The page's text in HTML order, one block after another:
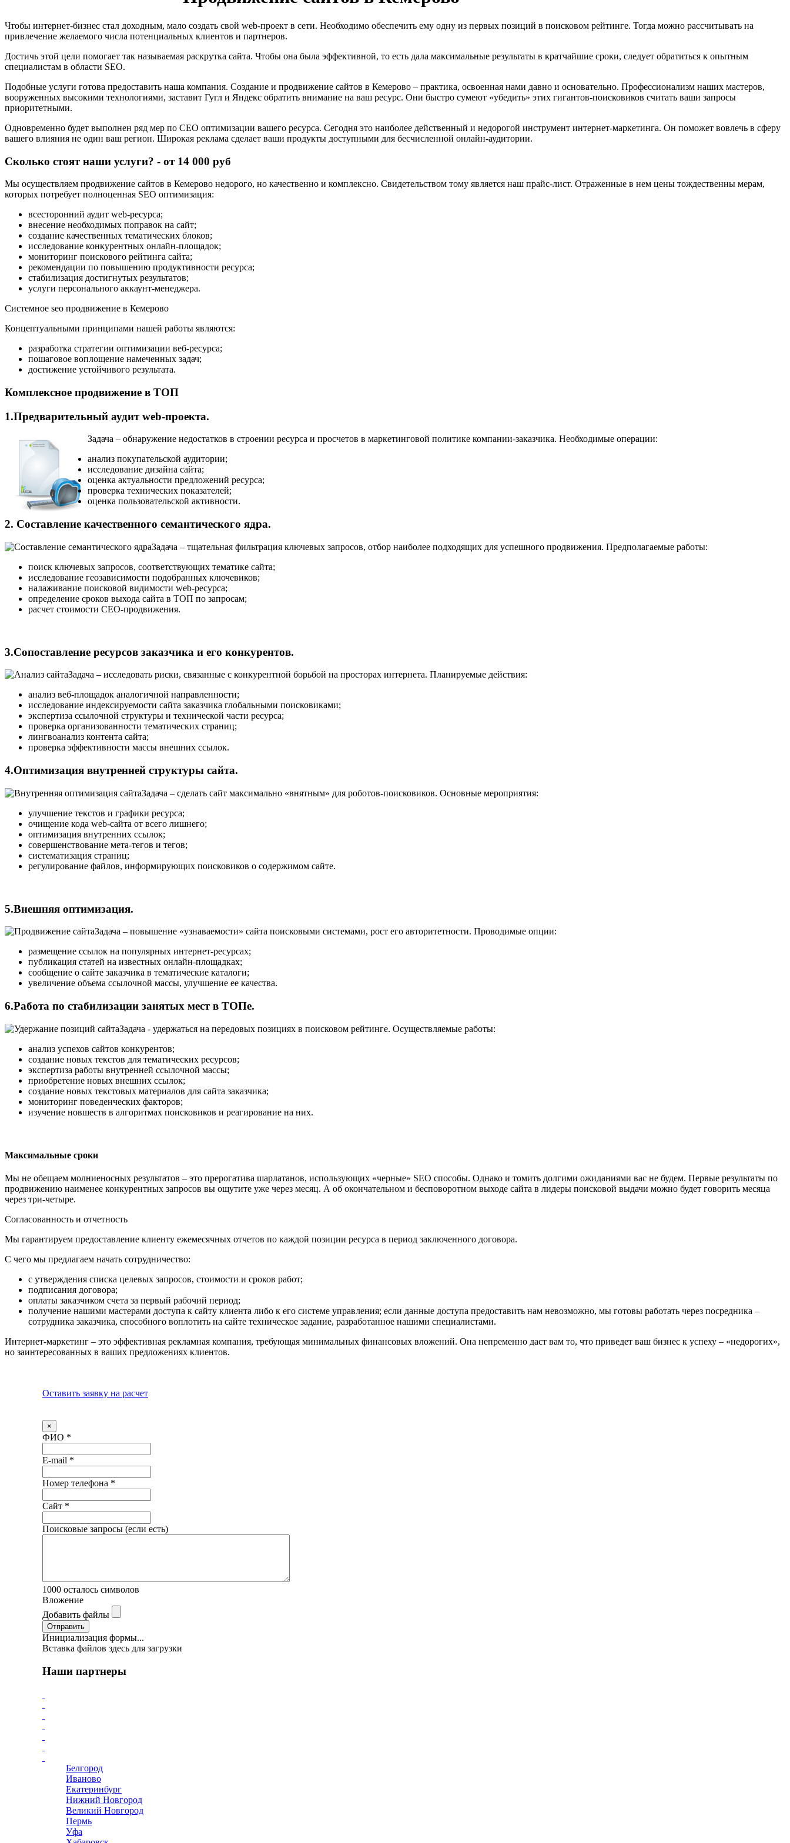
Чтобы интернет-бизнес стал доходным, мало создать свой web-проект в сети. Необходимо обеспечить ему одну из первых позиций в поисковом рейтинге. Тогда можно рассчитывать на
привлечение желаемого числа потенциальных клиентов и партнеров.
Достичь этой цели помогает так называемая раскрутка сайта. Чтобы она была эффективной, то есть дала максимальные результаты в кратчайшие сроки, следует обратиться к опытным
специалистам в области SEO.
Подобные услуги готова предоставить наша компания. Создание и продвижение сайтов в Кемерово – практика, освоенная нами давно и основательно. Профессионализм наших мастеров,
вооруженных высокими технологиями, заставит Гугл и Яндекс обратить внимание на ваш ресурс. Они быстро сумеют «убедить» этих гигантов-поисковиков считать ваши запросы
приоритетными.
Одновременно будет выполнен ряд мер по СЕО оптимизации вашего ресурса. Сегодня это наиболее действенный и недорогой инструмент интернет-маркетинга. Он поможет вовлечь в сферу
вашего влияния не один ваш регион. Широкая реклама сделает ваши продукты доступными для бесчисленной онлайн-аудитории.
Сколько стоят наши услуги? - от 14 000 руб
Мы осуществляем продвижение сайтов в Кемерово недорого, но качественно и комплексно. Свидетельством тому является наш прайс-лист. Отраженные в нем цены тождественны мерам,
которых потребует полноценная SEO оптимизация:
всесторонний аудит web-ресурса;
внесение необходимых поправок на сайт;
создание качественных тематических блоков;
исследование конкурентных онлайн-площадок;
мониторинг поискового рейтинга сайта;
рекомендации по повышению продуктивности ресурса;
стабилизация достигнутых результатов;
услуги персонального аккаунт-менеджера.
Системное seo продвижение в Кемерово
Концептуальными принципами нашей работы являются:
разработка стратегии оптимизации веб-ресурса;
пошаговое воплощение намеченных задач;
достижение устойчивого результата.
Комплексное продвижение в ТОП
1.Предварительный аудит web-проекта.
Задача – обнаружение недостатков в строении ресурса и просчетов в маркетинговой политике компании-заказчика. Необходимые операции:
анализ покупательской аудитории;
исследование дизайна сайта;
оценка актуальности предложений ресурса;
проверка технических показателей;
оценка пользовательской активности.
2. Составление качественного семантического ядра.
Задача – тщательная фильтрация ключевых запросов, отбор наиболее подходящих для успешного продвижения. Предполагаемые работы:
поиск ключевых запросов, соответствующих тематике сайта;
исследование геозависимости подобранных ключевиков;
налаживание поисковой видимости web-ресурса;
определение сроков выхода сайта в ТОП по запросам;
расчет стоимости СЕО-продвижения.
3.Сопоставление ресурсов заказчика и его конкурентов.
Задача – исследовать риски, связанные с конкурентной борьбой на просторах интернета. Планируемые действия:
анализ веб-площадок аналогичной направленности;
исследование индексируемости сайта заказчика глобальными поисковиками;
экспертиза ссылочной структуры и технической части ресурса;
проверка организованности тематических страниц;
лингвоанализ контента сайта;
проверка эффективности массы внешних ссылок.
4.Оптимизация внутренней структуры сайта.
Задача – сделать сайт максимально «внятным» для роботов-поисковиков. Основные мероприятия:
улучшение текстов и графики ресурса;
очищение кода web-сайта от всего лишнего;
оптимизация внутренних ссылок;
совершенствование мета-тегов и тегов;
систематизация страниц;
регулирование файлов, информирующих поисковиков о содержимом сайте.
5.Внешняя оптимизация.
Задача – повышение «узнаваемости» сайта поисковыми системами, рост его авторитетности. Проводимые опции:
размещение ссылок на популярных интернет-ресурсах;
публикация статей на известных онлайн-площадках;
сообщение о сайте заказчика в тематические каталоги;
увеличение объема ссылочной массы, улучшение ее качества.
6.Работа по стабилизации занятых мест в ТОПе.
Задача - удержаться на передовых позициях в поисковом рейтинге. Осуществляемые работы:
анализ успехов сайтов конкурентов;
создание новых текстов для тематических ресурсов;
экспертиза работы внутренней ссылочной массы;
приобретение новых внешних ссылок;
создание новых текстовых материалов для сайта заказчика;
мониторинг поведенческих факторов;
изучение новшеств в алгоритмах поисковиков и реагирование на них.
Максимальные сроки
Мы не обещаем молниеносных результатов – это прерогатива шарлатанов, использующих «черные» SEO способы. Однако и томить долгими ожиданиями вас не будем. Первые результаты по
продвижению наименее конкурентных запросов вы ощутите уже через месяц. А об окончательном и бесповоротном выходе сайта в лидеры поисковой выдачи можно будет говорить месяца
через три-четыре.
Согласованность и отчетность
Мы гарантируем предоставление клиенту ежемесячных отчетов по каждой позиции ресурса в период заключенного договора.
С чего мы предлагаем начать сотрудничество:
с утверждения списка целевых запросов, стоимости и сроков работ;
подписания договора;
оплаты заказчиком счета за первый рабочий период;
получение нашими мастерами доступа к сайту клиента либо к его системе управления; если данные доступа предоставить нам невозможно, мы готовы работать через посредника –
сотрудника заказчика, способного воплотить на сайте техническое задание, разработанное нашими специалистами.
Интернет-маркетинг – это эффективная рекламная компания, требующая минимальных финансовых вложений. Она непременно даст вам то, что приведет ваш бизнес к успеху – «недорогих»,
но заинтересованных в ваших предложениях клиентов.
Оставить заявку на расчет
×
ФИО *
E-mail *
Номер телефона *
Сайт *
Поисковые запросы (если есть)
1000 осталось символов
Вложение
Добавить файлы
Отправить
Инициализация формы...
Вставка файлов здесь для загрузки
Наши партнеры
Белгород
Иваново
Екатеринбург
Нижний Новгород
Великий Новгород
Пермь
Уфа